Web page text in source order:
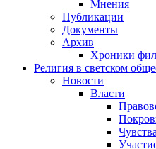
Мнения
Публикации
Документы
Архив
Хроники
Религия в светском
Новости
Власти